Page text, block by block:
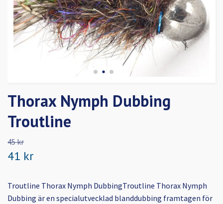
Thorax Nymph Dubbing
Troutline
45 kr
41 kr
Troutline Thorax Nymph DubbingTroutline Thorax Nymph
Dubbing är en specialutvecklad blanddubbing framtagen för